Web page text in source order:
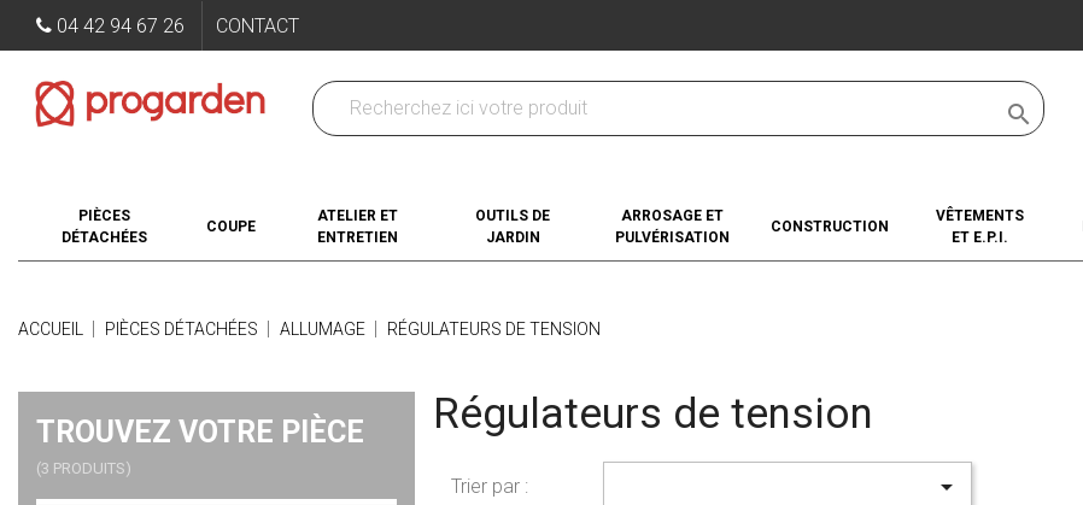
04 42 94 67 26 CONTACT

PIÈCES
DÉTACHÉES
COUPE
ATELIER ET
ENTRETIEN
OUTILS DE
JARDIN
ARROSAGE ET
PULVÉRISATION
CONSTRUCTION
VÊTEMENTS
ET E.P.I.
ACCUEIL PIÈCES DÉTACHÉES ALLUMAGE RÉGULATEURS DE TENSION
TROUVEZ VOTRE PIÈCE
(3 PRODUITS)
Régulateurs de tension
Trier par : 